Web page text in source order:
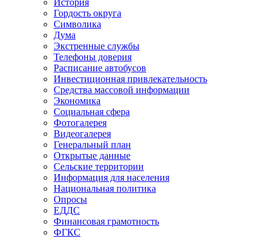
Гордость округа
Символика
Дума
Экстренные службы
Телефоны доверия
Расписание автобусов
Инвестиционная привлекательность
Средства массовой информации
Экономика
Социальная сфера
Фотогалерея
Видеогалерея
Генеральный план
Открытые данные
Сельские территории
Информация для населения
Национальная политика
Опросы
ЕДДС
Финансовая грамотность
ФГКС